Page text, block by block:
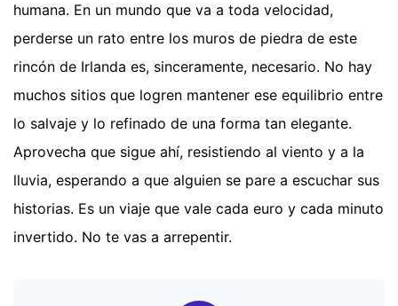
humana. En un mundo que va a toda velocidad,
perderse un rato entre los muros de piedra de este
rincón de Irlanda es, sinceramente, necesario. No hay
muchos sitios que logren mantener ese equilibrio entre
lo salvaje y lo refinado de una forma tan elegante.
Aprovecha que sigue ahí, resistiendo al viento y a la
lluvia, esperando a que alguien se pare a escuchar sus
historias. Es un viaje que vale cada euro y cada minuto
invertido. No te vas a arrepentir.